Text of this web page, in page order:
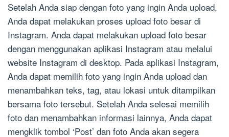
Setelah Anda siap dengan foto yang ingin Anda upload,
Anda dapat melakukan proses upload foto besar di
Instagram. Anda dapat melakukan upload foto besar
dengan menggunakan aplikasi Instagram atau melalui
website Instagram di desktop. Pada aplikasi Instagram,
Anda dapat memilih foto yang ingin Anda upload dan
menambahkan teks, tag, atau lokasi untuk ditampilkan
bersama foto tersebut. Setelah Anda selesai memilih
foto dan menambahkan informasi lainnya, Anda dapat
mengklik tombol ‘Post’ dan foto Anda akan segera